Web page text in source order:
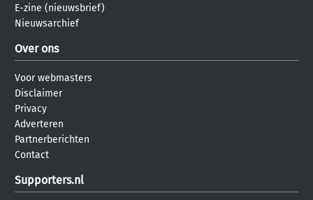
E-zine (nieuwsbrief)
Nieuwsarchief
Over ons
Voor webmasters
Disclaimer
Privacy
Adverteren
Partnerberichten
Contact
Supporters.nl